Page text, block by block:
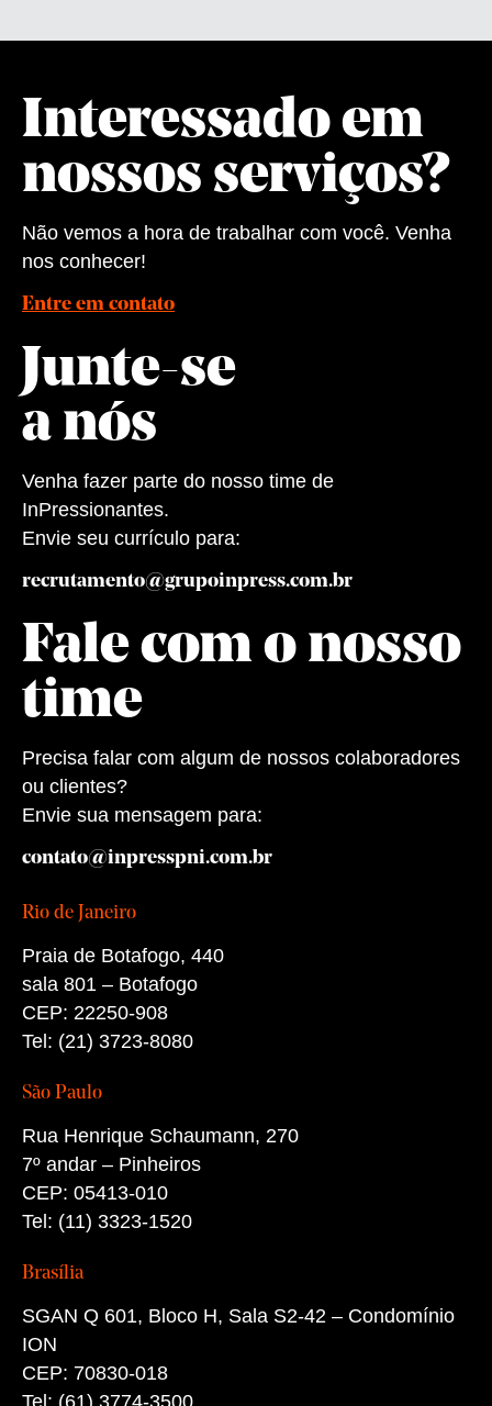
Interessado em
nossos serviços?
Não vemos a hora de trabalhar com você. Venha
nos conhecer!
Entre em contato
Junte-se
a nós
Venha fazer parte do nosso time de
InPressionantes.
Envie seu currículo para:
recrutamento@grupoinpress.com.br
Fale com o nosso
time
Precisa falar com algum de nossos colaboradores
ou clientes?
Envie sua mensagem para:
contato@inpresspni.com.br
Rio de Janeiro
Praia de Botafogo, 440
sala 801 – Botafogo
CEP: 22250-908
Tel: (21) 3723-8080
São Paulo
Rua Henrique Schaumann, 270
7º andar – Pinheiros
CEP: 05413-010
Tel: (11) 3323-1520
Brasília
SGAN Q 601, Bloco H, Sala S2-42 – Condomínio
ION
CEP: 70830-018
Tel: (61) 3774-3500